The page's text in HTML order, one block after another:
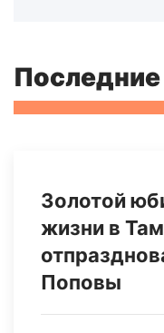
Последние
Золотой
жизни в
Поповы